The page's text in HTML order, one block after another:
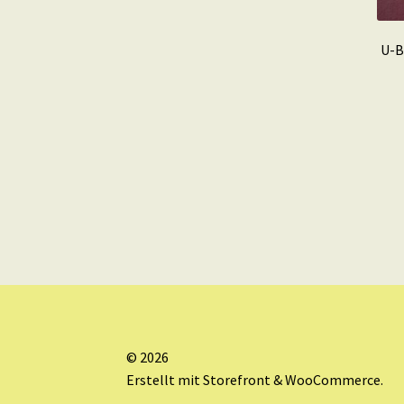
U-
© 2026
Erstellt mit Storefront & WooCommerce.